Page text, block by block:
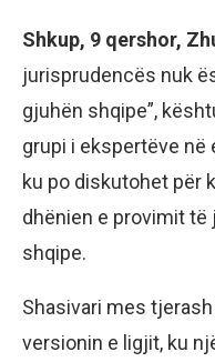
Shkup, 9 qershor,
jurisprudencës nuk
gjuhën shqipe”,
grupi i ekspertëve në
ku po diskutohet për
dhënien e provimit
shqipe.
Shasivari mes
versionin e ligjit, ku